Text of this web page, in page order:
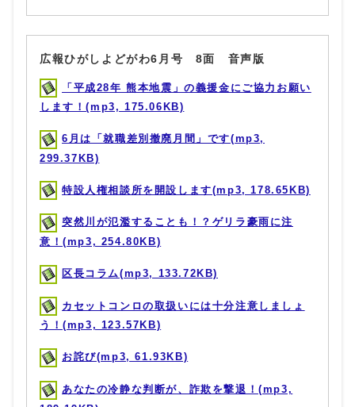
広報ひがしよどがわ6月号 8面 音声版
「平成28年 熊本地震」の義援金にご協力お願い
します！(mp3, 175.06KB)
6月は「就職差別撤廃月間」です(mp3,
299.37KB)
特設人権相談所を開設します(mp3, 178.65KB)
突然川が氾濫することも！？ゲリラ豪雨に注
意！(mp3, 254.80KB)
区長コラム(mp3, 133.72KB)
カセットコンロの取扱いには十分注意しましょ
う！(mp3, 123.57KB)
お詫び(mp3, 61.93KB)
あなたの冷静な判断が、詐欺を撃退！(mp3,